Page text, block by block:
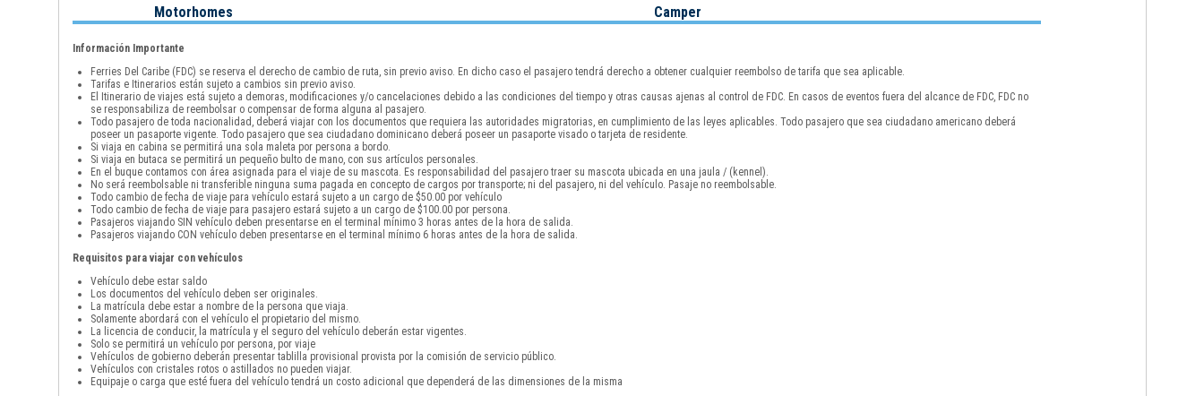
Motorhomes Camper
Información Importante
Ferries Del Caribe (FDC) se reserva el derecho de cambio de ruta, sin previo aviso. En dicho caso el pasajero tendrá derecho a obtener cualquier reembolso de tarifa que sea aplicable.
Tarifas e Itinerarios están sujeto a cambios sin previo aviso.
El Itinerario de viajes está sujeto a demoras, modificaciones y/o cancelaciones debido a las condiciones del tiempo y otras causas ajenas al control de FDC. En casos de eventos fuera del alcance de FDC, FDC no
se responsabiliza de reembolsar o compensar de forma alguna al pasajero.
Todo pasajero de toda nacionalidad, deberá viajar con los documentos que requiera las autoridades migratorias, en cumplimiento de las leyes aplicables. Todo pasajero que sea ciudadano americano deberá
poseer un pasaporte vigente. Todo pasajero que sea ciudadano dominicano deberá poseer un pasaporte visado o tarjeta de residente.
Si viaja en cabina se permitirá una sola maleta por persona a bordo.
Si viaja en butaca se permitirá un pequeño bulto de mano, con sus artículos personales.
En el buque contamos con área asignada para el viaje de su mascota. Es responsabilidad del pasajero traer su mascota ubicada en una jaula / (kennel).
No será reembolsable ni transferible ninguna suma pagada en concepto de cargos por transporte; ni del pasajero, ni del vehículo. Pasaje no reembolsable.
Todo cambio de fecha de viaje para vehículo estará sujeto a un cargo de $50.00 por vehículo
Todo cambio de fecha de viaje para pasajero estará sujeto a un cargo de $100.00 por persona.
Pasajeros viajando SIN vehículo deben presentarse en el terminal mínimo 3 horas antes de la hora de salida.
Pasajeros viajando CON vehículo deben presentarse en el terminal mínimo 6 horas antes de la hora de salida.
Requisitos para viajar con vehículos
Vehículo debe estar saldo
Los documentos del vehículo deben ser originales.
La matrícula debe estar a nombre de la persona que viaja.
Solamente abordará con el vehículo el propietario del mismo.
La licencia de conducir, la matrícula y el seguro del vehículo deberán estar vigentes.
Solo se permitirá un vehículo por persona, por viaje
Vehículos de gobierno deberán presentar tablilla provisional provista por la comisión de servicio público.
Vehículos con cristales rotos o astillados no pueden viajar.
Equipaje o carga que esté fuera del vehículo tendrá un costo adicional que dependerá de las dimensiones de la misma